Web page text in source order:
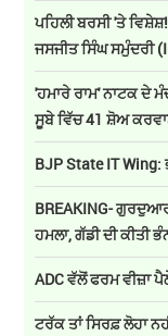
ਪਹਿਲੀ ਬਰਸੀ 'ਤੇ
ਜਸਜੀਤ ਸਿੰਘ ਸਮੁੰਦਰੀ
'ਹਮਾਰੇ ਰਾਮ' ਨਾਟਕ ਦੇ
ਸੂਬੇ ਵਿੱਚ 41 ਸ਼ੋਅ
BJP State IT
BREAKING-
ਹਮਲਾ, ਗੱਡੀ ਦੀ ਕੀਤੀ
ADC ਵੱਲੋਂ ਫਰਮ ਵੀਜ਼ਾ
ਟਰੱਕ ਤਾਂ ਸਿਰਫ਼ ਲੋਹਾ